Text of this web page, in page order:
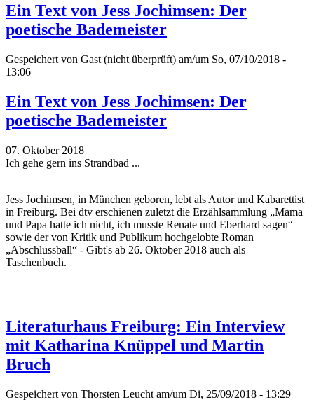
Ein Text von Jess Jochimsen: Der
poetische Bademeister
Gespeichert von Gast (nicht überprüft) am/um So, 07/10/2018 -
13:06
Ein Text von Jess Jochimsen: Der
poetische Bademeister
07. Oktober 2018
Ich gehe gern ins Strandbad ...
Jess Jochimsen, in München geboren, lebt als Autor und Kabarettist
in Freiburg. Bei dtv erschienen zuletzt die Erzählsammlung „Mama
und Papa hatte ich nicht, ich musste Renate und Eberhard sagen“
sowie der von Kritik und Publikum hochgelobte Roman
„Abschlussball“ - Gibt's ab 26. Oktober 2018 auch als
Taschenbuch.
Literaturhaus Freiburg: Ein Interview
mit Katharina Knüppel und Martin
Bruch
Gespeichert von Thorsten Leucht am/um Di, 25/09/2018 - 13:29